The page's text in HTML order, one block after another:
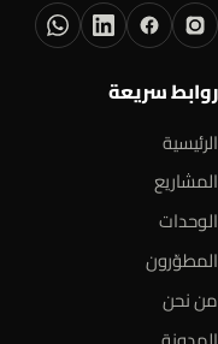
روابط سريعة
الرئيسية
المشاريع
الوحدات
المطوّرون
من نحن